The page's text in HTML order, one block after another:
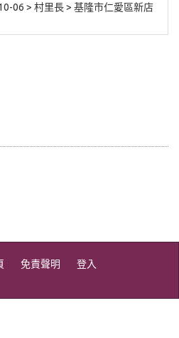
06 > 村里長 > 基隆市仁愛區新店
免責聲明 登入